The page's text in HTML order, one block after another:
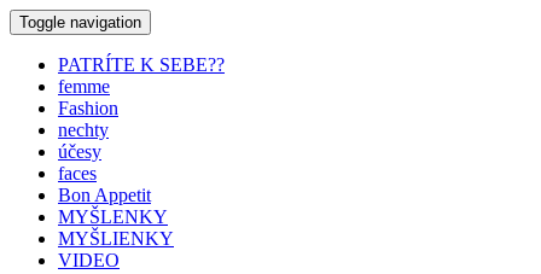
Toggle navigation
PATRÍTE K SEBE??
femme
Fashion
nechty
účesy
faces
Bon Appetit
MYŠLENKY
MYŠLIENKY
VIDEO